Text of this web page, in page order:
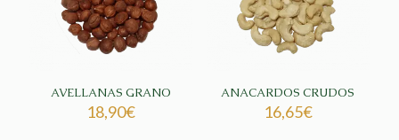
AVELLANAS GRANO
18,90€
ANACARDOS CRUDOS
16,65€